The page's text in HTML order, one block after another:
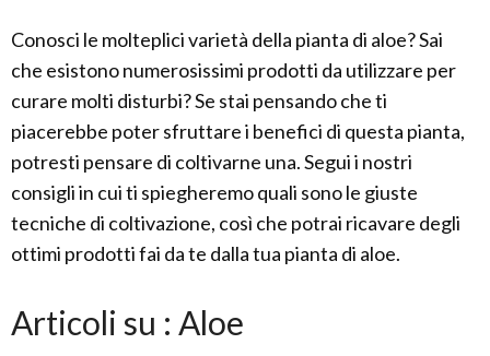
Conosci le molteplici varietà della pianta di aloe? Sai
che esistono numerosissimi prodotti da utilizzare per
curare molti disturbi? Se stai pensando che ti
piacerebbe poter sfruttare i benefici di questa pianta,
potresti pensare di coltivarne una. Segui i nostri
consigli in cui ti spiegheremo quali sono le giuste
tecniche di coltivazione, così che potrai ricavare degli
ottimi prodotti fai da te dalla tua pianta di aloe.
Articoli su : Aloe